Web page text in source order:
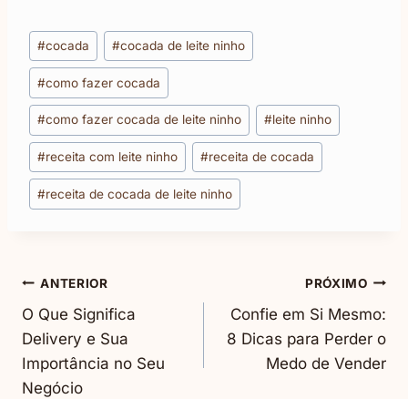
Tags
do
Post:
#cocada #cocada de leite ninho
#como fazer cocada
#como fazer cocada de leite ninho #leite ninho
#receita com leite ninho #receita de cocada
#receita de cocada de leite ninho
Navegação
De
Post
ANTERIOR
O Que Significa
Delivery e Sua
Importância no Seu
Negócio
PRÓXIMO
Confie em Si Mesmo:
8 Dicas para Perder o
Medo de Vender